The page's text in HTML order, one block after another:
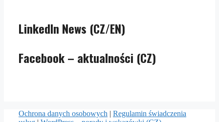
LinkedIn News (CZ/EN)
Facebook – aktualności (CZ)
Ochrona danych osobowych | Regulamin świadczenia